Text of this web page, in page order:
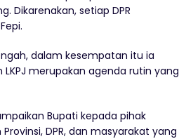
Dikarenakan, setiap DPR
dalam kesempatan itu ia
merupakan agenda rutin yang
Bupati kepada pihak
DPR, dan masyarakat yang